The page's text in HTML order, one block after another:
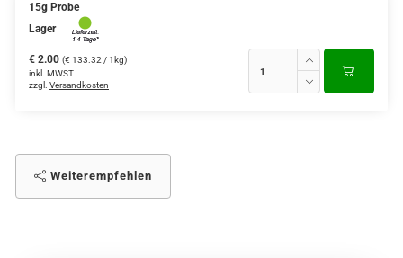
15g Probe
Lager
€ 2.00 (€ 133.32 / 1kg)
inkl. MWST
zzgl. Versandkosten
Weiterempfehlen